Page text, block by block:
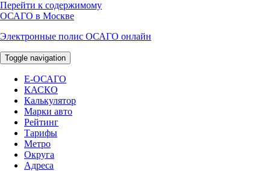
Перейти к содержимому
ОСАГО в Москве
Электронные полис ОСАГО онлайн
Toggle navigation
E-ОСАГО
КАСКО
Калькулятор
Марки авто
Рейтинг
Тарифы
Метро
Округа
Адреса